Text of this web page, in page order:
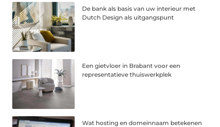
De bank als basis van uw interieur met
Dutch Design als uitgangspunt
Een gietvloer in Brabant voor een
representatieve thuiswerkplek
Wat hosting en domeinnaam betekenen